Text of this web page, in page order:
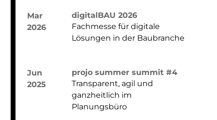
Mar
2026
digitalBAU 2026
Fachmesse für digitale
Lösungen in der Baubranche
Jun
2025
projo summer summit #4
Transparent, agil und
ganzheitlich im
Planungsbüro